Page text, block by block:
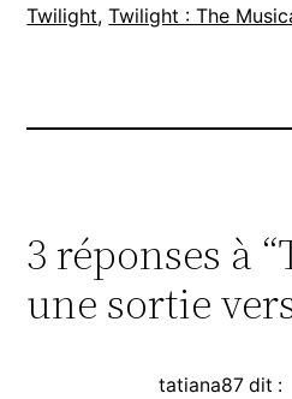
Twilight, Twilight : The
3 réponses à
une sortie
tatiana87 dit :